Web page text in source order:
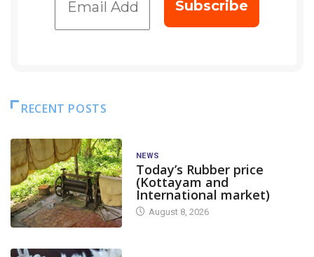
RECENT POSTS
NEWS
Today’s Rubber price
(Kottayam and
International market)
August 8, 2026